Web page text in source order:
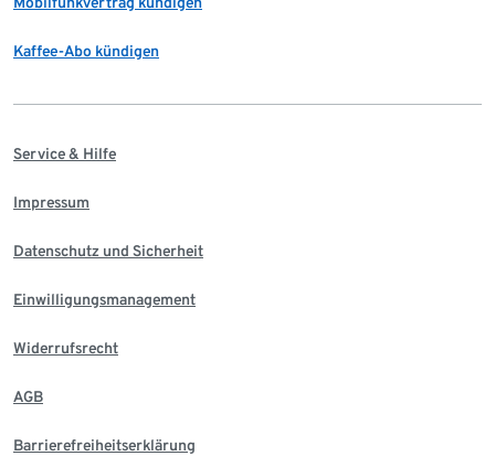
Kaffee-Abo kündigen
Service & Hilfe
Impressum
Datenschutz und Sicherheit
Einwilligungsmanagement
Widerrufsrecht
AGB
Barrierefreiheitserklärung